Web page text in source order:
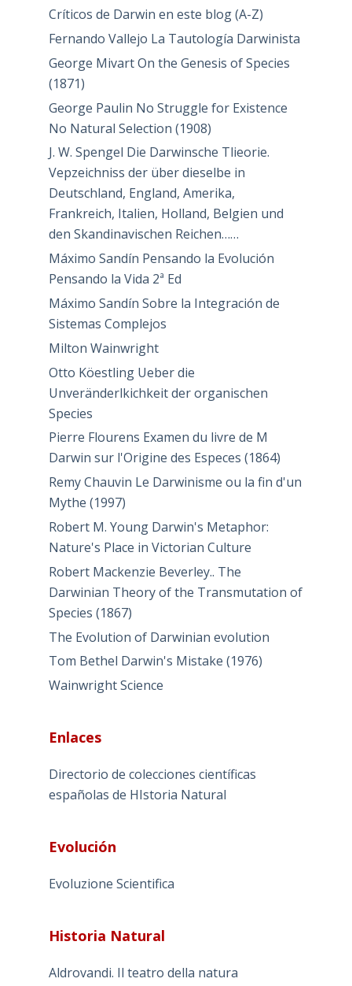
Críticos de Darwin en este blog (A-Z)
Fernando Vallejo La Tautología Darwinista
George Mivart On the Genesis of Species
(1871)
George Paulin No Struggle for Existence
No Natural Selection (1908)
J. W. Spengel Die Darwinsche Tlieorie.
Vepzeichniss der über dieselbe in
Deutschland, England, Amerika,
Frankreich, Italien, Holland, Belgien und
den Skandinavischen Reichen……
Máximo Sandín Pensando la Evolución
Pensando la Vida 2ª Ed
Máximo Sandín Sobre la Integración de
Sistemas Complejos
Milton Wainwright
Otto Köestling Ueber die
Unveränderlkichkeit der organischen
Species
Pierre Flourens Examen du livre de M
Darwin sur l'Origine des Especes (1864)
Remy Chauvin Le Darwinisme ou la fin d'un
Mythe (1997)
Robert M. Young Darwin's Metaphor:
Nature's Place in Victorian Culture
Robert Mackenzie Beverley.. The
Darwinian Theory of the Transmutation of
Species (1867)
The Evolution of Darwinian evolution
Tom Bethel Darwin's Mistake (1976)
Wainwright Science
Enlaces
Directorio de colecciones científicas
españolas de HIstoria Natural
Evolución
Evoluzione Scientifica
Historia Natural
Aldrovandi. Il teatro della natura